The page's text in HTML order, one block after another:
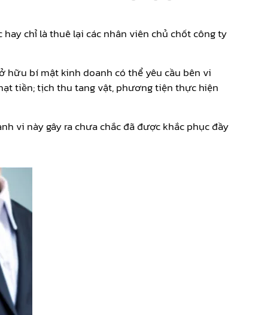
chỉ là thuê lại các nhân viên chủ chốt công ty
hữu bí mật kinh doanh có thể yêu cầu bên vi
tiền; tịch thu tang vật, phương tiện thực hiện
vi này gây ra chưa chắc đã được khắc phục đầy